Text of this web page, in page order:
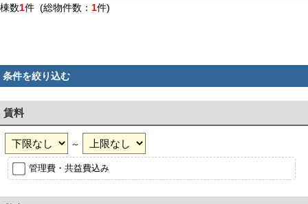
棟数1件 (総物件数： 1件)
条件を絞り込む
賃料
～
管理費・共益費込み